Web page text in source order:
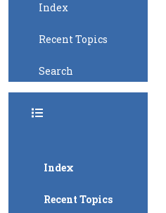
Index
Recent Topics
Search
Index
Recent Topics